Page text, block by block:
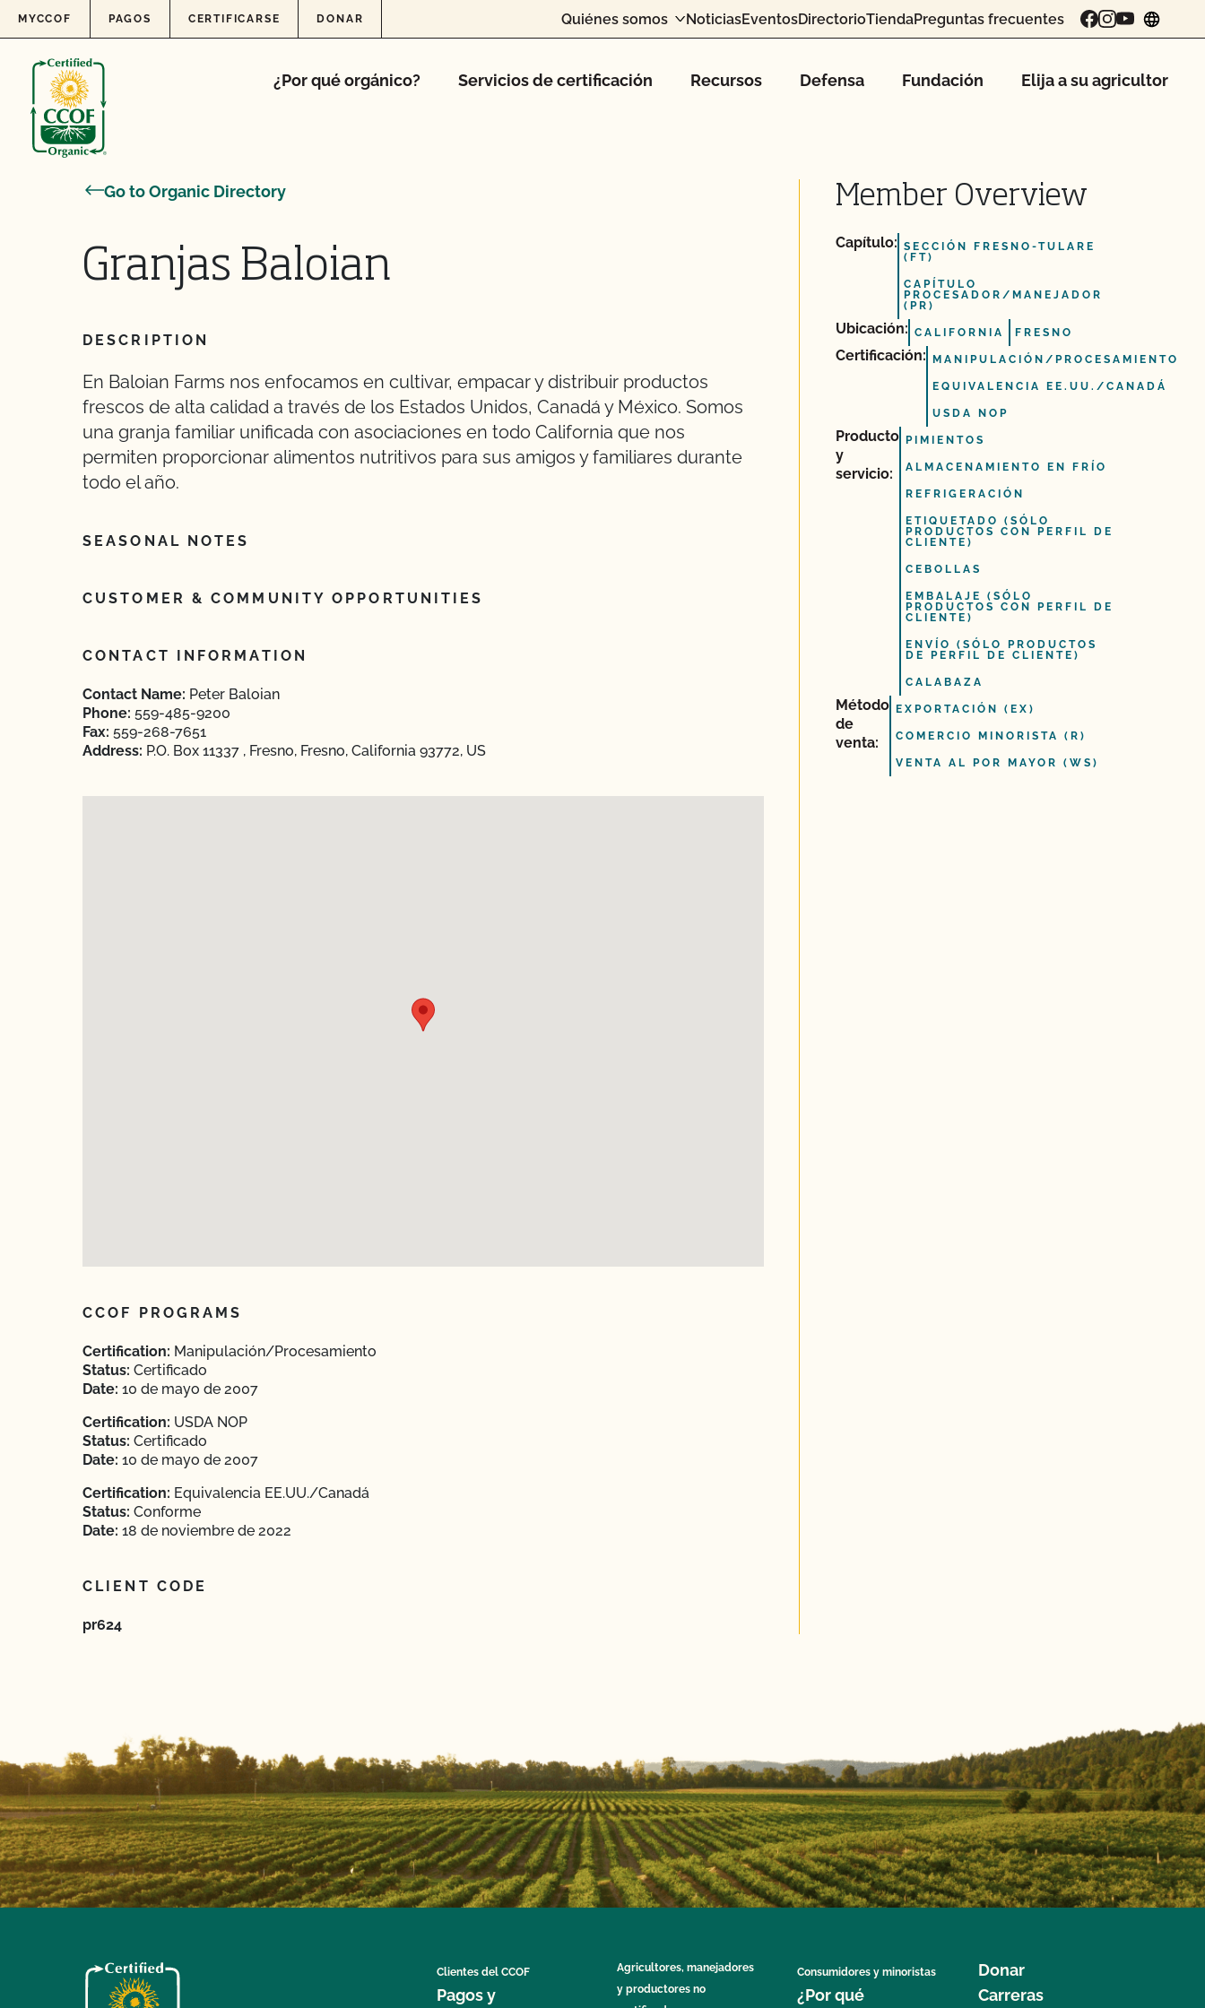
Skip to content
MYCCOF PAGOS CERTIFICARSE DONAR Quiénes somos NoticiasEventosDirectorioTiendaPreguntas frecuentes
¿Por qué orgánico? Servicios de certificación Recursos Defensa Fundación Elija a su agricultor
Go to Organic Directory
Granjas Baloian
DESCRIPTION
En Baloian Farms nos enfocamos en cultivar, empacar y distribuir productos
frescos de alta calidad a través de los Estados Unidos, Canadá y México. Somos
una granja familiar unificada con asociaciones en todo California que nos
permiten proporcionar alimentos nutritivos para sus amigos y familiares durante
todo el año.
SEASONAL NOTES
CUSTOMER & COMMUNITY OPPORTUNITIES
CONTACT INFORMATION
Contact Name: Peter Baloian
Phone: 559-485-9200
Fax: 559-268-7651
Address: P.O. Box 11337 , Fresno, Fresno, California 93772, US
CCOF PROGRAMS
Certification: Manipulación/Procesamiento
Status: Certificado
Date: 10 de mayo de 2007
Certification: USDA NOP
Status: Certificado
Date: 10 de mayo de 2007
Certification: Equivalencia EE.UU./Canadá
Status: Conforme
Date: 18 de noviembre de 2022
CLIENT CODE
pr624
Member Overview
Capítulo: SECCIÓN FRESNO-TULARE
(FT)
CAPÍTULO
PROCESADOR/MANEJADOR
(PR)
Ubicación: CALIFORNIA FRESNO
Certificación: MANIPULACIÓN/PROCESAMIENTO
EQUIVALENCIA EE.UU./CANADÁ
USDA NOP
Producto
y
servicio:
PIMIENTOS
ALMACENAMIENTO EN FRÍO
REFRIGERACIÓN
ETIQUETADO (SÓLO
PRODUCTOS CON PERFIL DE
CLIENTE)
CEBOLLAS
EMBALAJE (SÓLO
PRODUCTOS CON PERFIL DE
CLIENTE)
ENVÍO (SÓLO PRODUCTOS
DE PERFIL DE CLIENTE)
CALABAZA
Método
de
venta:
EXPORTACIÓN (EX)
COMERCIO MINORISTA (R)
VENTA AL POR MAYOR (WS)
Clientes del CCOF
Pagos y
Agricultores, manejadores
y productores no
Consumidores y minoristas
¿Por qué
Donar
Carreras